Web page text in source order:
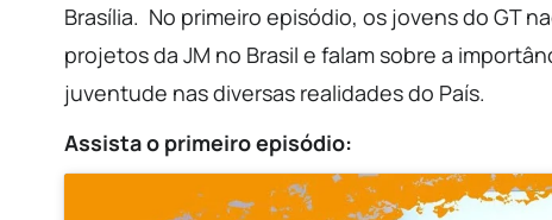
Brasília. No primeiro episódio, os jovens do GT
projetos da JM no Brasil e falam sobre a
juventude nas diversas realidades do País.
Assista o primeiro episódio: